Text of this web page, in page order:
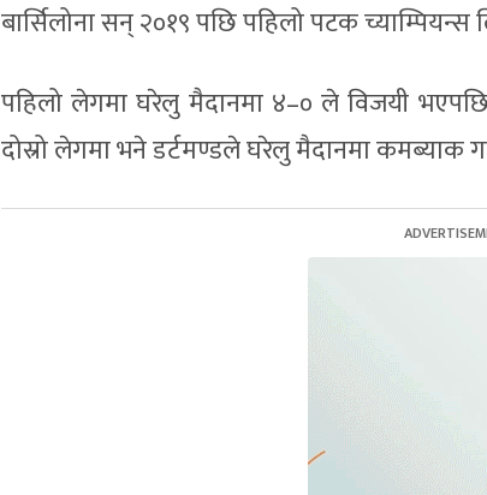
बार्सिलोना सन् २०१९ पछि पहिलो पटक
पहिलो लेगमा घरेलु मैदानमा ४–० ले विजयी भएपछि
दोस्रो लेगमा भने डर्टमण्डले घरेलु मैदानमा कमब्याक